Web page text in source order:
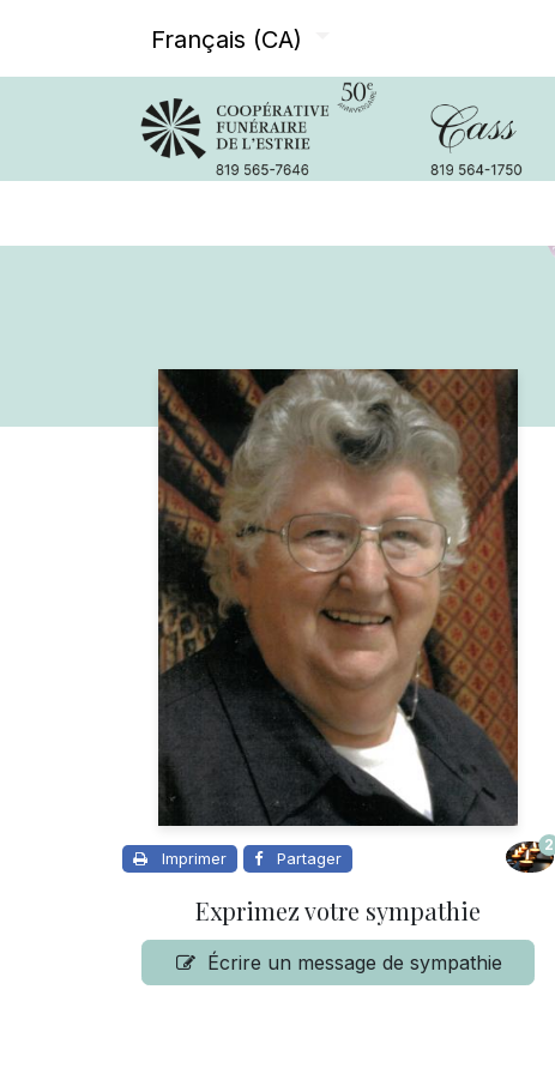
Français (CA)
Imprimer Partager
2
Exprimez votre sympathie
Écrire un message de sympathie